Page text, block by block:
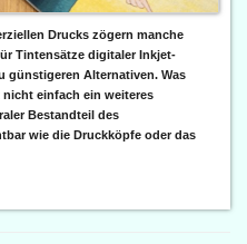
Drucks zögern manche
Tintensätze digitaler Inkjet-
günstigeren Alternativen. Was
einfach ein weiteres
Bestandteil des
wie die Druckköpfe oder das